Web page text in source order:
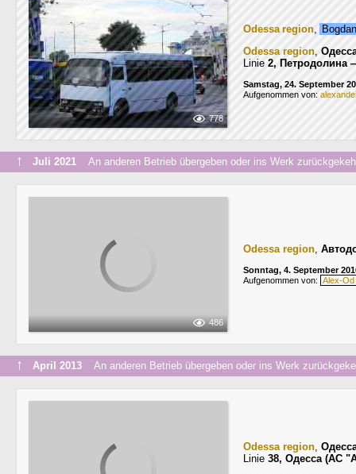
778
Odessa region,
Odessa region,
Linie 2, Петродолина
Samstag, 24. September
Aufgenommen von:
↑ Juli 2021 An anderen Betrieb übergeben oder ins Werk
486
Odessa region,
Sonntag, 4. September
Aufgenommen von: Alex-Od
↑ April 2013 An anderen Betrieb übergeben oder ins Werk
Odessa region,
Linie 38, Одесса (АС